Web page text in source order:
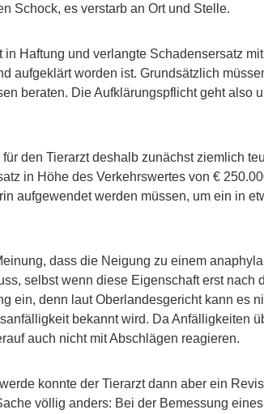
Schock, es verstarb an Ort und Stelle.
Haftung und verlangte Schadensersatz
aufgeklärt worden ist. Grundsätzlich
beraten. Die Aufklärungspflicht geht also
den Tierarzt deshalb zunächst ziemlich
in Höhe des Verkehrswertes von €
aufgewendet werden müssen, um ein in
dass die Neigung zu einem
selbst wenn diese Eigenschaft erst nach
ein, denn laut Oberlandesgericht kann es
bekannt wird. Da Anfälligkeiten
auch nicht mit Abschlägen reagieren.
konnte der Tierarzt dann aber ein
völlig anders: Bei der Bemessung